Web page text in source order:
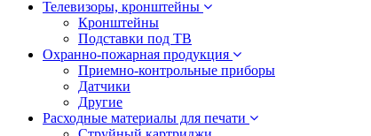
Телевизоры, кронштейны
Кронштейны
Подставки под ТВ
Охранно-пожарная продукция
Приемно-контрольные приборы
Датчики
Другие
Расходные материалы для печати